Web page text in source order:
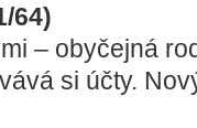
64)
– obyčejná
si účty.